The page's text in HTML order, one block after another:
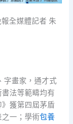
全媒體記者 朱
字畫家，通才式
法等範疇均有
獲第四屆茅盾
一；學術包養